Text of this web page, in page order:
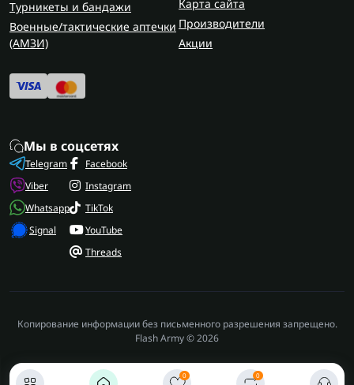
0 0
Турникеты и бандажи
Военные/тактические аптечки
(AMЗИ)
Карта сайта
Производители
Акции
Мы в соцсетях
Telegram
Viber
Whatsapp
Signal
Facebook
Instagram
TikTok
YouTube
Threads
Копирование информации без письменного разрешения запрещено.
Flash Army © 2026